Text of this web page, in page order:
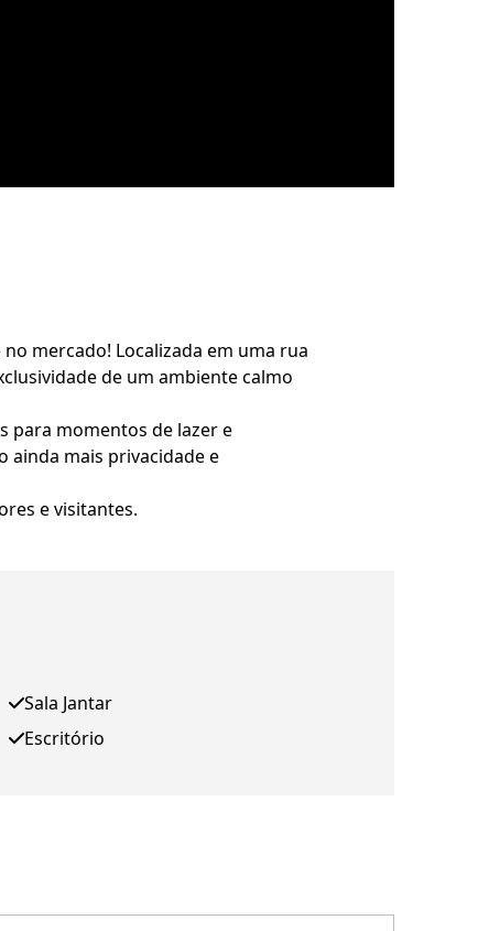
mercado! Localizada em uma rua
de um ambiente calmo
para momentos de lazer e
ainda mais privacidade e
e visitantes.
Sala Jantar
Escritório